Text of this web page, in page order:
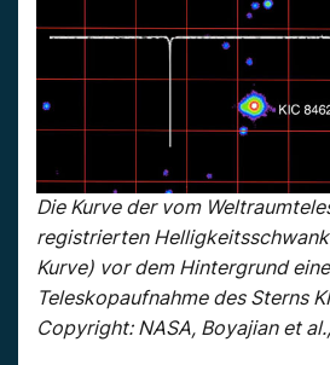
Die Kurve der vom
registrierten
Kurve) vor dem Hintergrund
Teleskopaufnahme des Sterns
Copyright: NASA, Boyajian et